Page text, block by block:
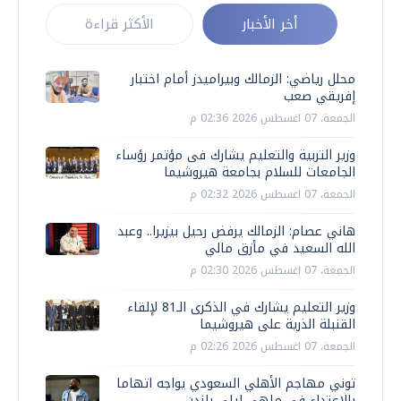
أخر الأخبار الأكثر قراءة
محلل رياضي: الزمالك وبيراميدز أمام اختبار
إفريقي صعب
الجمعة، 07 اغسطس 2026 02:36 م
وزير التربية والتعليم يشارك فى مؤتمر رؤساء
الجامعات للسلام بجامعة هيروشيما
الجمعة، 07 اغسطس 2026 02:32 م
هاني عصام: الزمالك يرفض رحيل بيزيرا.. وعبد
الله السعيد في مأزق مالي
الجمعة، 07 اغسطس 2026 02:30 م
وزير التعليم يشارك في الذكرى الـ81 لإلقاء
القنبلة الذرية على هيروشيما
الجمعة، 07 اغسطس 2026 02:26 م
توني مهاجم الأهلي السعودي يواجه اتهاما